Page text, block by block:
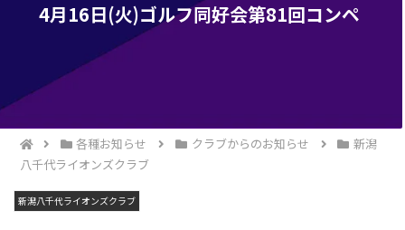
4月16日(火)ゴルフ同好会第81回コンペ
各種お知らせ クラブからのお知らせ
新潟
八千代ライオンズクラブ
新潟八千代ライオンズクラブ